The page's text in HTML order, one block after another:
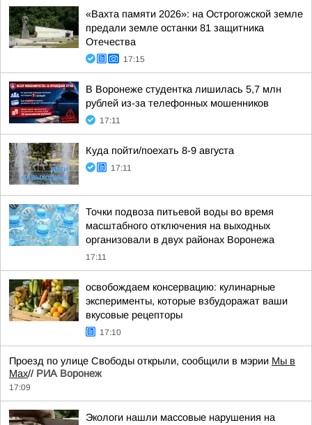
«Вахта памяти 2026»: на Острогожской земле
предали земле останки 81 защитника
Отечества
17:15
В Воронеже студентка лишилась 5,7 млн
рублей из-за телефонных мошенников
17:11
Куда пойти/поехать 8-9 августа
17:11
Точки подвоза питьевой воды во время
масштабного отключения на выходных
организовали в двух районах Воронежа
17:11
освобождаем консервацию: кулинарные
эксперименты, которые взбудоражат ваши
вкусовые рецепторы
17:10
Проезд по улице Свободы открыли, сообщили в мэрии Мы в
Мах// РИА Воронеж
17:09
Экологи нашли массовые нарушения на